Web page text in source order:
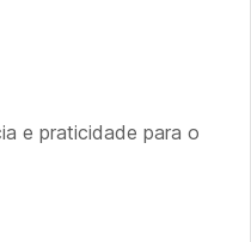
e praticidade para o